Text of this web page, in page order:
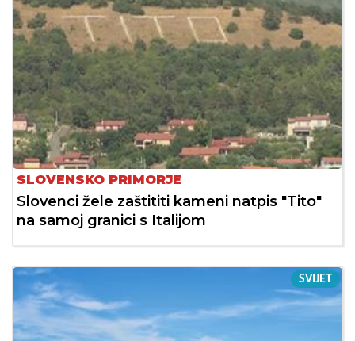
SLOVENSKO PRIMORJE
Slovenci žele zaštititi kameni natpis "Tito"
na samoj granici s Italijom
SVIJET